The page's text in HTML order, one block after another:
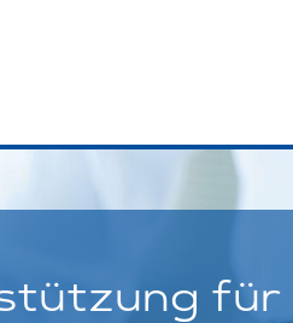
für